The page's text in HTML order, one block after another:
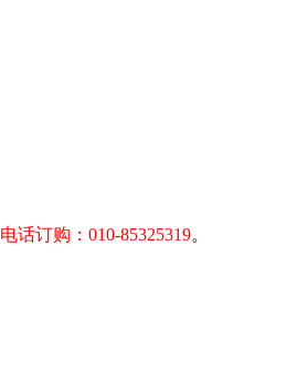
电话订购：010-85325319。